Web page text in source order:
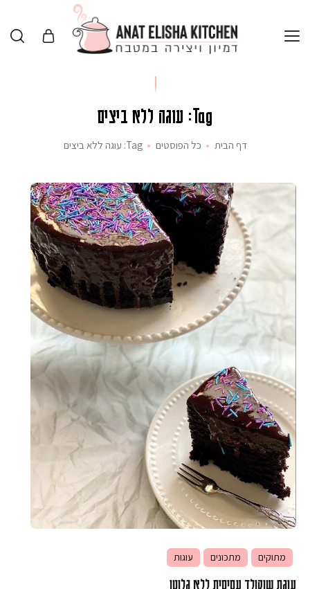
Tag: עוגה ללא ביצים
דף הבית כל הפוסטים Tag: עוגה ללא ביצים
מתוקים מתכונים עוגות
עוגת שוקולד עסיסית ללא גלוטן